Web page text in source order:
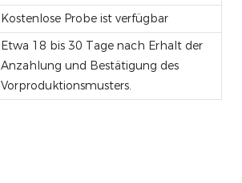
Kostenlose Probe ist verfügbar
Etwa 18 bis 30 Tage nach Erhalt der
Anzahlung und Bestätigung des
Vorproduktionsmusters.